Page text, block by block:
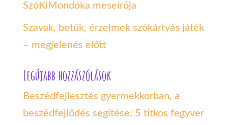
SzóKiMondóka meseírója
Szavak, betűk, érzelmek szókártyás játék
– megjelenés előtt
Legújabb hozzászólások
Beszédfejlesztés gyermekkorban, a
beszédfejlődés segítése: 5 titkos fegyver